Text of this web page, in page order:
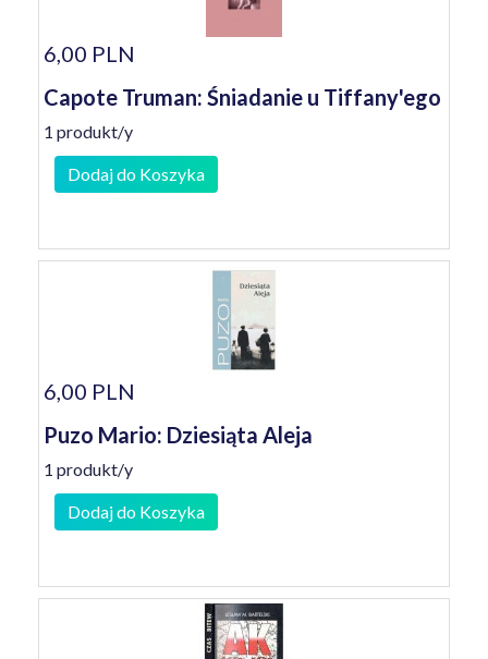
6,00 PLN
Capote Truman: Śniadanie u Tiffany'ego
1 produkt/y
Dodaj do Koszyka
6,00 PLN
Puzo Mario: Dziesiąta Aleja
1 produkt/y
Dodaj do Koszyka